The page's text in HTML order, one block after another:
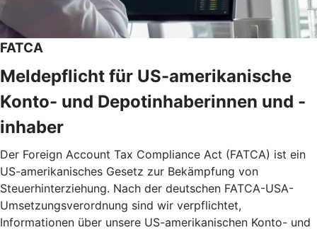
FATCA
Meldepflicht für US-amerikanische
Konto- und Depotinhaberinnen und -
inhaber
Der Foreign Account Tax Compliance Act (FATCA) ist ein
US-amerikanisches Gesetz zur Bekämpfung von
Steuerhinterziehung. Nach der deutschen FATCA-USA-
Umsetzungsverordnung sind wir verpflichtet,
Informationen über unsere US-amerikanischen Konto- und